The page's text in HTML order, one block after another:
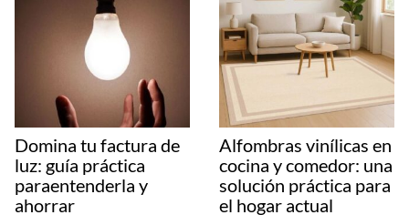
Domina tu factura de
luz: guía práctica
paraentenderla y
ahorrar
Alfombras vinílicas en
cocina y comedor: una
solución práctica para
el hogar actual